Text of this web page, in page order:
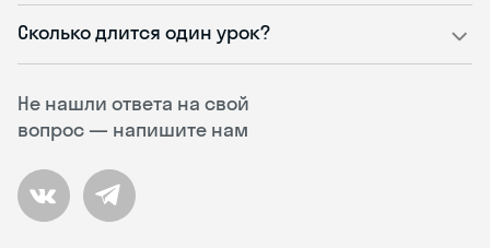
Не нашли ответа на свой
вопрос — напишите нам
Сколько длится один урок?